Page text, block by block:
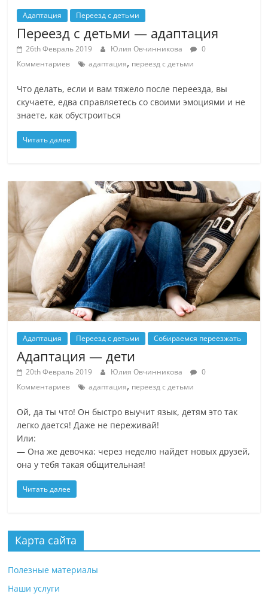
Адаптация Переезд с детьми
Переезд с детьми — адаптация
26th Февраль 2019 Юлия Овчинникова
0
Комментариев
адаптация, переезд с детьми
Что делать, если и вам тяжело после переезда, вы
скучаете, едва справляетесь со своими эмоциями и не
знаете, как обустроиться
Читать далее
Адаптация Переезд с детьми Собираемся переезжать
Адаптация — дети
20th Февраль 2019 Юлия Овчинникова
0
Комментариев
адаптация, переезд с детьми
Ой, да ты что! Он быстро выучит язык, детям это так
легко дается! Даже не переживай!
Или:
— Она же девочка: через неделю найдет новых друзей,
она у тебя такая общительная!
Читать далее
Карта сайта
Полезные материалы
Наши услуги